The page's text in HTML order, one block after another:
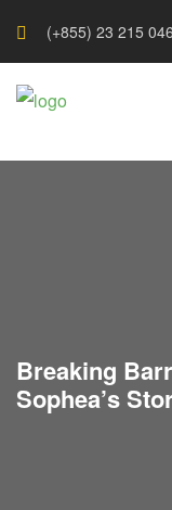
(+855) 23 215
Breaking
Sophea’s